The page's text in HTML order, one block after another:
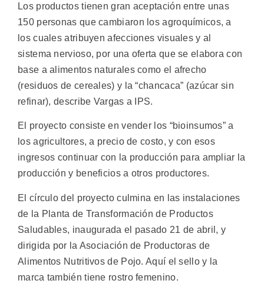
Los productos tienen gran aceptación entre unas
150 personas que cambiaron los agroquímicos, a
los cuales atribuyen afecciones visuales y al
sistema nervioso, por una oferta que se elabora con
base a alimentos naturales como el afrecho
(residuos de cereales) y la “chancaca” (azúcar sin
refinar), describe Vargas a IPS.
El proyecto consiste en vender los “bioinsumos” a
los agricultores, a precio de costo, y con esos
ingresos continuar con la producción para ampliar la
producción y beneficios a otros productores.
El círculo del proyecto culmina en las instalaciones
de la Planta de Transformación de Productos
Saludables, inaugurada el pasado 21 de abril, y
dirigida por la Asociación de Productoras de
Alimentos Nutritivos de Pojo. Aquí el sello y la
marca también tiene rostro femenino.